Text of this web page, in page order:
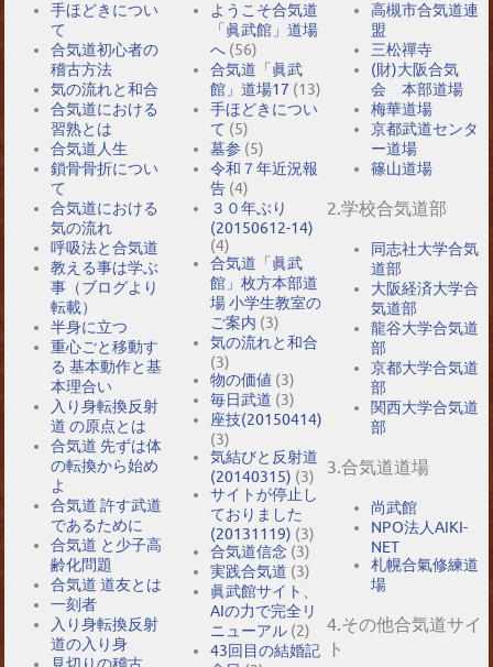
手ほどきについ
て
合気道初心者の
稽古方法
気の流れと和合
合気道における
習熟とは
合気道人生
鎖骨骨折につい
て
合気道における
気の流れ
呼吸法と合気道
教える事は学ぶ
事（ブログより
転載）
半身に立つ
重心ごと移動す
る 基本動作と基
本理合い
入り身転換反射
道 の原点とは
合気道 先ずは体
の転換から始め
よ
合気道 許す武道
であるために
合気道 と少子高
齢化問題
合気道 道友とは
一刻者
入り身転換反射
道の入り身
ようこそ合気道
「眞武館」道場
へ (56)
合気道「眞武
館」道場17 (13)
手ほどきについ
て (5)
墓参 (5)
令和７年近況報
告 (4)
３０年ぶり
(20150612-14)
(4)
合気道「眞武
館」枚方本部道
場 小学生教室の
ご案内 (3)
気の流れと和合
(3)
物の価値 (3)
毎日武道 (3)
座技(20150414)
(3)
気結びと反射道
(20140315) (3)
サイトが停止し
ておりました
(20131119) (3)
合気道信念 (3)
実践合気道 (3)
眞武館サイト、
AIの力で完全リ
ニューアル (2)
43回目の結婚記
高槻市合気道連
盟
三松禪寺
(財)大阪合気
会 本部道場
梅華道場
京都武道センタ
ー道場
篠山道場
2.学校合気道部
同志社大学合気
道部
大阪経済大学合
気道部
龍谷大学合気道
部
京都大学合気道
部
関西大学合気道
部
3.合気道道場
尚武館
NPO法人AIKI-
NET
札幌合氣修練道
場
4.その他合気道サイ
ト